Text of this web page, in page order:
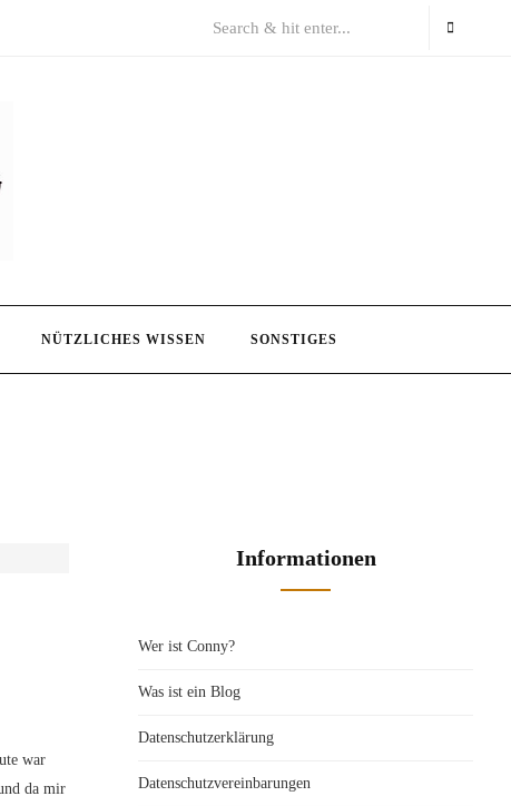
NÜTZLICHES WISSEN SONSTIGES
war
da mir
Informationen
Wer ist Conny?
Was ist ein Blog
Datenschutzerklärung
Datenschutzvereinbarungen